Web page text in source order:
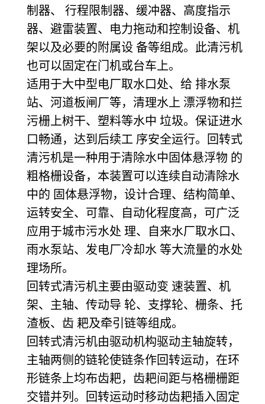
制器、 行程限制器、缓冲器、高度指示
器、避雷装置、电力拖动和控制设备、机
架以及必要的附属设 备等组成。此清污机
也可以固定在门机或台车上。
适用于大中型电厂取水口处、给 排水泵
站、河道板闸厂等，清理水上 漂浮物和拦
污栅上树干、塑料等水中 垃圾。保证进水
口畅通，达到后续工 序安全运行。
回转式
清污机是一种用于清除水中固体悬浮物 的
粗格栅设备，本装置可以连续自动清除水
中的 固体悬浮物，设计合理、结构简单、
运转安全、可靠、自动化程度高，可广泛
应用于城市污水处 理、自来水厂取水口、
雨水泵站、发电厂冷却水 等大流量的水处
理场所。
回转式清污机主要由驱动变 速装置、机
架、主轴、传动导 轮、支撑轮、栅条、托
渣板、齿 耙及牵引链等组成。
回转式清污机由驱动机构驱动主轴旋转，
主轴两侧的链轮使链条作回转运动，在环
形链条上均布齿耙，齿耙间距与格栅栅距
交错并列。回转运动时移动齿耙插入固定